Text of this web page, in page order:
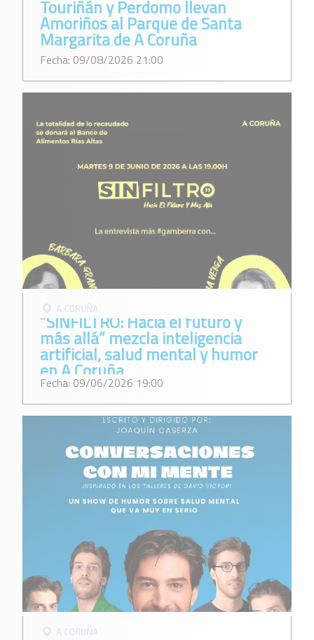
Touriñán y Perdomo llevan
Amoriños al Parque de Santa
Margarita de A Coruña
Fecha: 09/08/2026 21:00
A CORUÑA
“SINFILTRO: Hacia el futuro y
más allá” mezcla inteligencia
artificial, salud mental y humor
en A Coruña
Fecha: 09/06/2026 19:00
A CORUÑA